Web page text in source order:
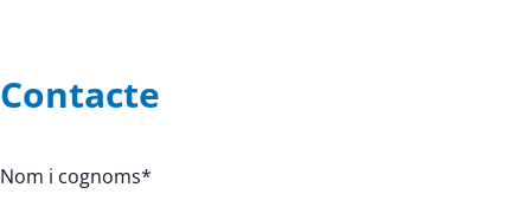
Contacte
Nom i cognoms*